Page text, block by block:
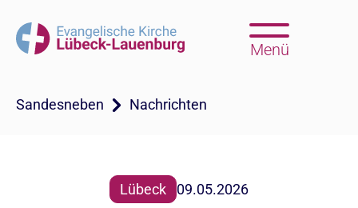
Menü
Sandesneben Nachrichten
Lübeck 09.05.2026